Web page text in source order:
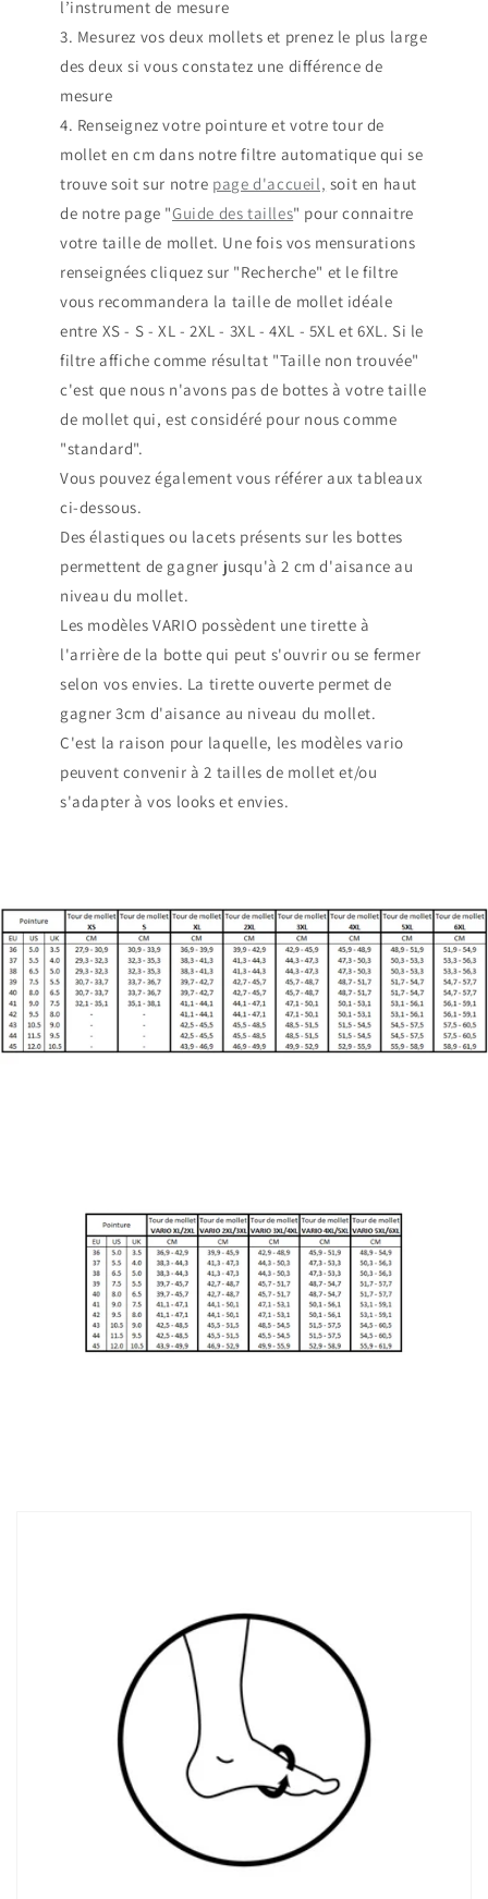
l’instrument de mesure
3. Mesurez vos deux mollets et prenez le plus large
des deux si vous constatez une différence de
mesure
4. Renseignez votre pointure et votre tour de
mollet en cm dans notre filtre automatique qui se
trouve soit sur notre page d'accueil, soit en haut
de notre page "Guide des tailles" pour connaitre
votre taille de mollet. Une fois vos mensurations
renseignées cliquez sur "Recherche" et le filtre
vous recommandera la taille de mollet idéale
entre XS - S - XL - 2XL - 3XL - 4XL - 5XL et 6XL. Si le
filtre affiche comme résultat "Taille non trouvée"
c'est que nous n'avons pas de bottes à votre taille
de mollet qui, est considéré pour nous comme
"standard".
Vous pouvez également vous référer aux tableaux
ci-dessous.
Des élastiques ou lacets présents sur les bottes
permettent de gagner jusqu'à 2 cm d'aisance au
niveau du mollet.
Les modèles VARIO possèdent une tirette à
l'arrière de la botte qui peut s'ouvrir ou se fermer
selon vos envies. La tirette ouverte permet de
gagner 3cm d'aisance au niveau du mollet.
C'est la raison pour laquelle, les modèles vario
peuvent convenir à 2 tailles de mollet et/ou
s'adapter à vos looks et envies.